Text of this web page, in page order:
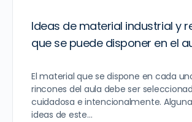
Ideas de material industrial y
que se puede disponer en el
El material que se dispone en cada
rincones del aula debe ser
cuidadosa e intencionalmente.
ideas de este…